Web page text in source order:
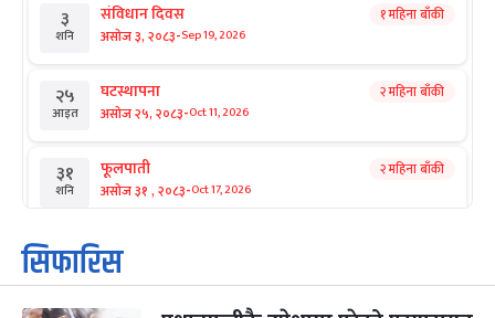
३
शनि
संविधान दिवस
असोज ३, २०८३-Sep 19, 2026
१ महिना बाँकी
२५
आइत
घटस्थापना
असोज २५, २०८३-Oct 11, 2026
२ महिना बाँकी
३१
शनि
फूलपाती
असोज ३१ , २०८३-Oct 17, 2026
२ महिना बाँकी
१
आइत
कार्तिक सङ्क्रान्ति
कार्तिक १, २०८३
सिफारिस